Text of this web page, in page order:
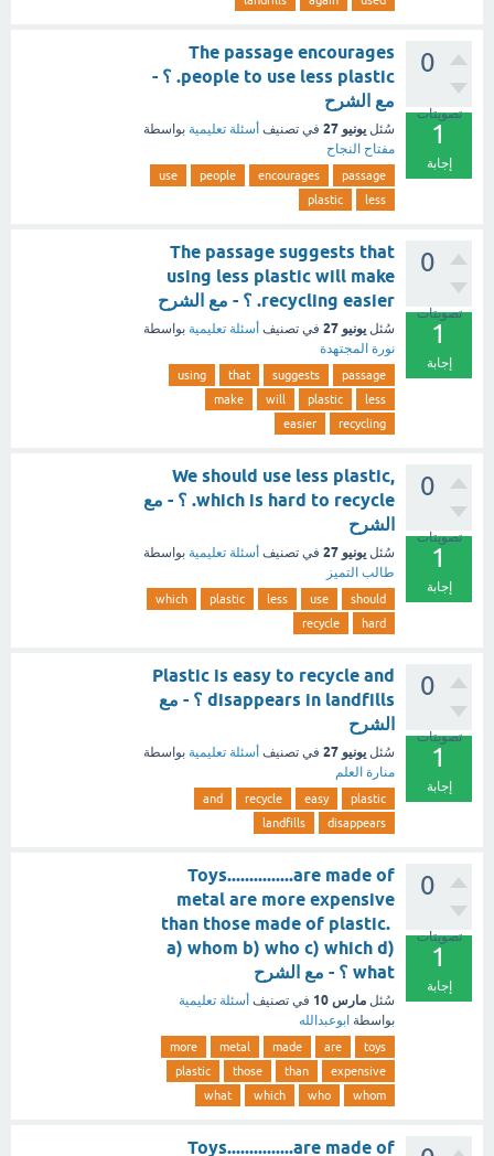
0
تصويتات
1
إجابة
The passage encourages
people to use less plastic. ؟ -
مع الشرح
سُئل يونيو 27 في تصنيف أسئلة تعليمية بواسطة
مفتاح النجاح
passage
encourages
people
use
less
plastic
0
تصويتات
1
إجابة
The passage suggests that
using less plastic will make
recycling easier. ؟ - مع الشرح
سُئل يونيو 27 في تصنيف أسئلة تعليمية بواسطة
نورة المجتهدة
passage
suggests
that
using
less
plastic
will
make
recycling
easier
0
تصويتات
1
إجابة
We should use less plastic,
which is hard to recycle. ؟ - مع
الشرح
سُئل يونيو 27 في تصنيف أسئلة تعليمية بواسطة
طالب التميز
should
use
less
plastic
which
hard
recycle
0
تصويتات
1
إجابة
Plastic is easy to recycle and
disappears in landfills ؟ - مع
الشرح
سُئل يونيو 27 في تصنيف أسئلة تعليمية بواسطة
منارة العلم
plastic
easy
recycle
and
disappears
landfills
0
تصويتات
1
إجابة
Toys...............are made of
metal are more expensive
than those made of plastic.
a) whom b) who c) which d)
what ؟ - مع الشرح
سُئل مارس 10 في تصنيف أسئلة تعليمية
بواسطة ابوعبدالله
toys
are
made
metal
more
expensive
than
those
plastic
whom
who
which
what
Toys...............are made of